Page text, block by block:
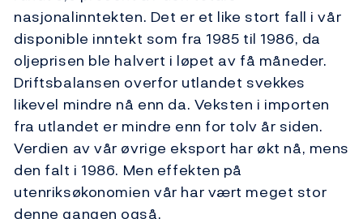
nasjonalinntekten. Det er et like stort fall i vår
disponible inntekt som fra 1985 til 1986, da
oljeprisen ble halvert i løpet av få måneder.
Driftsbalansen overfor utlandet svekkes
likevel mindre nå enn da. Veksten i importen
fra utlandet er mindre enn for tolv år siden.
Verdien av vår øvrige eksport har økt nå, mens
den falt i 1986. Men effekten på
utenriksøkonomien vår har vært meget stor
denne gangen også.